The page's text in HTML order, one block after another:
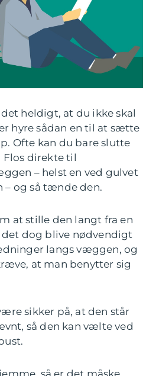
heldigt, at du ikke skal
hyre sådan en til at sætte
Ofte kan du bare slutte
direkte til
– helst en ved gulvet
og så tænde den.
at stille den langt fra en
det dog blive nødvendigt
langs væggen, og
at man benytter sig
sikker på, at den står
så den kan vælte ved
så er det måske